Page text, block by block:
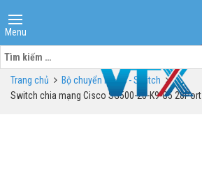
Menu
Tìm
kiếm
cho:Trang chủ
Bộ chuyển mạch - Switch
Switch chia mạng Cisco SG500-28-K9-G5 28Port